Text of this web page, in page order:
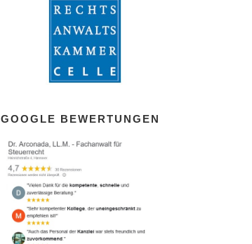
GOOGLE BEWERTUNGEN